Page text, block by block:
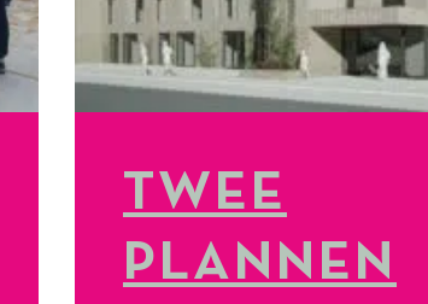
TWEE
PLANNEN